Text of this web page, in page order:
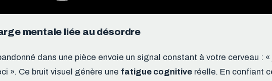
mentale liée au désordre
dans une pièce envoie un signal constant à votre cerveau :
». Ce bruit visuel génère une fatigue cognitive réelle. En confiant